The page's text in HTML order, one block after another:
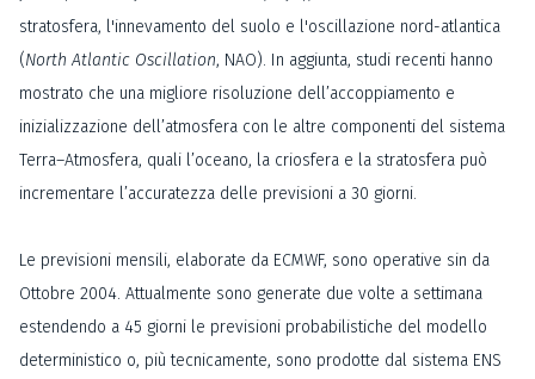
stratosfera, l'innevamento del suolo e l'oscillazione nord-atlantica
(North Atlantic Oscillation, NAO). In aggiunta, studi recenti hanno
mostrato che una migliore risoluzione dell’accoppiamento e
inizializzazione dell’atmosfera con le altre componenti del sistema
Terra–Atmosfera, quali l’oceano, la criosfera e la stratosfera può
incrementare l’accuratezza delle previsioni a 30 giorni.
Le previsioni mensili, elaborate da ECMWF, sono operative sin da
Ottobre 2004. Attualmente sono generate due volte a settimana
estendendo a 45 giorni le previsioni probabilistiche del modello
deterministico o, più tecnicamente, sono prodotte dal sistema ENS